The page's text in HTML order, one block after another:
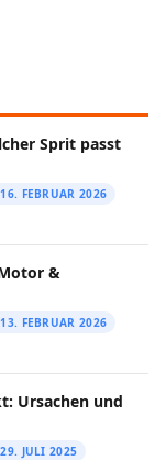
Sprit passt
16. FEBRUAR 2026
&
13. FEBRUAR 2026
Ursachen und
29. JULI 2025